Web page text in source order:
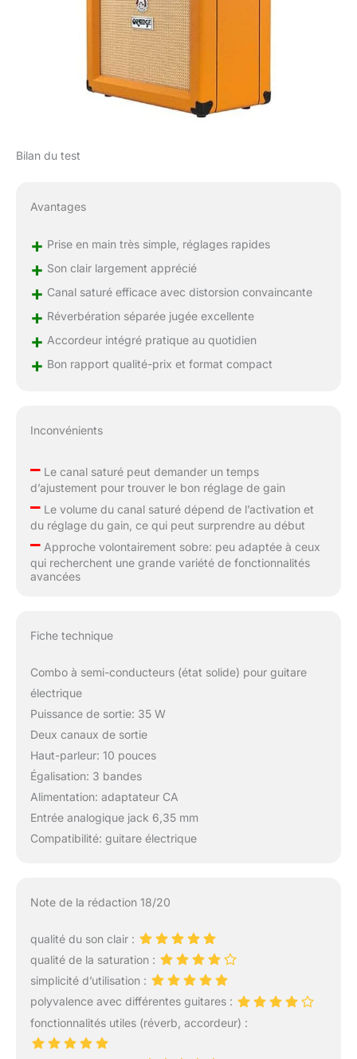
Bilan du test
Avantages
+ Prise en main très simple, réglages rapides
+ Son clair largement apprécié
+ Canal saturé efficace avec distorsion convaincante
+ Réverbération séparée jugée excellente
+ Accordeur intégré pratique au quotidien
+ Bon rapport qualité-prix et format compact
Inconvénients
–Le canal saturé peut demander un temps
d’ajustement pour trouver le bon réglage de gain
–Le volume du canal saturé dépend de l’activation et
du réglage du gain, ce qui peut surprendre au début
–Approche volontairement sobre: peu adaptée à ceux
qui recherchent une grande variété de fonctionnalités
avancées
Fiche technique
Combo à semi-conducteurs (état solide) pour guitare
électrique
Puissance de sortie: 35 W
Deux canaux de sortie
Haut-parleur: 10 pouces
Égalisation: 3 bandes
Alimentation: adaptateur CA
Entrée analogique jack 6,35 mm
Compatibilité: guitare électrique
Note de la rédaction 18/20
qualité du son clair :
qualité de la saturation :
simplicité d’utilisation :
polyvalence avec différentes guitares :
fonctionnalités utiles (réverb, accordeur) :